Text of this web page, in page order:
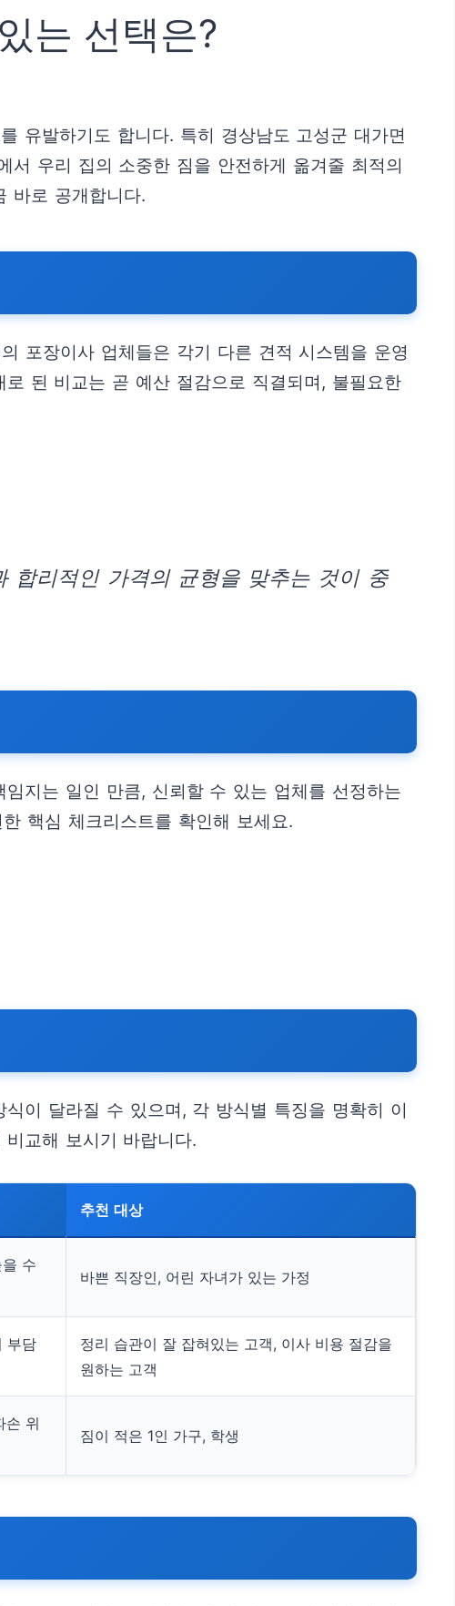
는 선택은?
유발하기도 합니다. 특히 경상남도 고성군 대가면
우리 집의 소중한 짐을 안전하게 옮겨줄 최적의
바로 공개합니다.
포장이사 업체들은 각기 다른 견적 시스템을 운영
된 비교는 곧 예산 절감으로 직결되며, 불필요한
합리적인 가격의 균형을 맞추는 것이 중
지는 일인 만큼, 신뢰할 수 있는 업체를 선정하는
핵심 체크리스트를 확인해 보세요.
이 달라질 수 있으며, 각 방식별 특징을 명확히 이
교해 보시기 바랍니다.
추천 대상
수
바쁜 직장인, 어린 자녀가 있는 가정
부담
정리 습관이 잘 잡혀있는 고객, 이사 비용 절감을
원하는 고객
손 위
짐이 적은 1인 가구, 학생